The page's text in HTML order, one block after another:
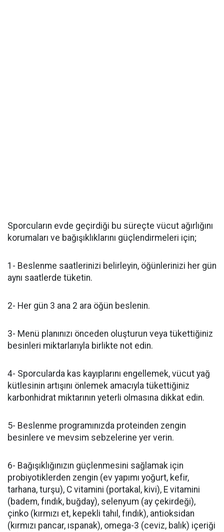
Sporcuların evde geçirdiği bu süreçte vücut ağırlığını
korumaları ve bağışıklıklarını güçlendirmeleri için;
1- Beslenme saatlerinizi belirleyin, öğünlerinizi her gün
aynı saatlerde tüketin.
2- Her gün 3 ana 2 ara öğün beslenin.
3- Menü planınızı önceden oluşturun veya tükettiğiniz
besinleri miktarlarıyla birlikte not edin.
4- Sporcularda kas kayıplarını engellemek, vücut yağ
kütlesinin artışını önlemek amacıyla tükettiğiniz
karbonhidrat miktarının yeterli olmasına dikkat edin.
5- Beslenme programınızda proteinden zengin
besinlere ve mevsim sebzelerine yer verin.
6- Bağışıklığınızın güçlenmesini sağlamak için
probiyotiklerden zengin (ev yapımı yoğurt, kefir,
tarhana, turşu), C vitamini (portakal, kivi), E vitamini
(badem, fındık, buğday), selenyum (ay çekirdeği),
çinko (kırmızı et, kepekli tahıl, fındık), antioksidan
(kırmızı pancar, ıspanak), omega-3 (ceviz, balık) içeriği